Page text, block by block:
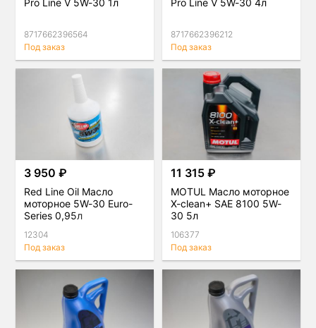
Pro Line V 5W-30 1л
8717662396564
Под заказ
Pro Line V 5W-30 4л
8717662396212
Под заказ
3 950 ₽
Red Line Oil Масло
моторное 5W-30 Euro-
Series 0,95л
12304
Под заказ
11 315 ₽
MOTUL Масло моторное
X-clean+ SAE 8100 5W-
30 5л
106377
Под заказ